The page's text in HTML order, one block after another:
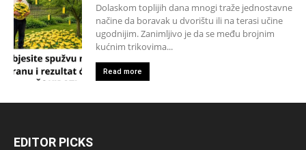
Dolaskom toplijih dana mnogi traže jednostavne
načine da boravak u dvorištu ili na terasi učine
ugodnijim. Zanimljivo je da se među brojnim
kućnim trikovima...
Read more
EDITOR PICKS